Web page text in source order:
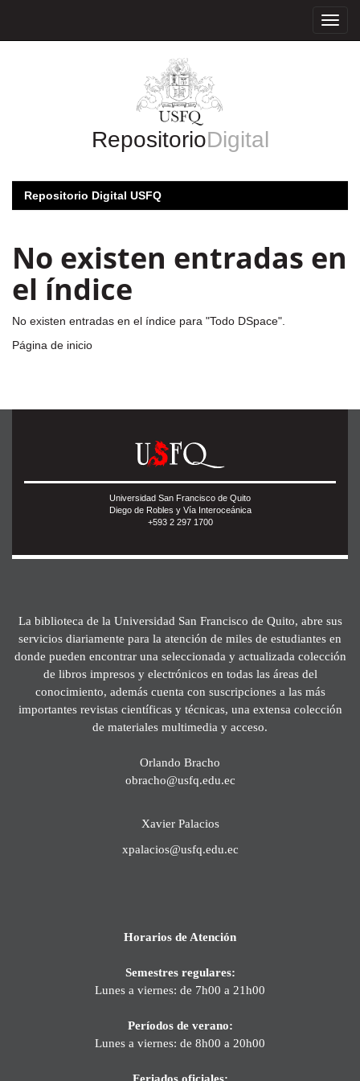
RepositorioDigital
Repositorio Digital USFQ
No existen entradas en
el índice
No existen entradas en el índice para "Todo DSpace".
Página de inicio
Universidad San Francisco de Quito
Diego de Robles y Vía Interoceánica
+593 2 297 1700
La biblioteca de la Universidad San Francisco de Quito, abre sus
servicios diariamente para la atención de miles de estudiantes en
donde pueden encontrar una seleccionada y actualizada colección
de libros impresos y electrónicos en todas las áreas del
conocimiento, además cuenta con suscripciones a las más
importantes revistas científicas y técnicas, una extensa colección
de materiales multimedia y acceso.
Orlando Bracho
obracho@usfq.edu.ec
Xavier Palacios
xpalacios@usfq.edu.ec
Horarios de Atención
Semestres regulares:
Lunes a viernes: de 7h00 a 21h00
Períodos de verano:
Lunes a viernes: de 8h00 a 20h00
Feriados oficiales: